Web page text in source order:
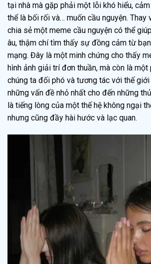
tại nhà mà gặp phải một lỗi khó hiểu,
thể là bối rối và… muốn cầu nguyện. Thay
chia sẻ một meme cầu nguyện có thể
âu, thậm chí tìm thấy sự đồng cảm từ
mạng. Đây là một minh chứng cho thấy
hình ảnh giải trí đơn thuần, mà còn là một
chúng ta đối phó và tương tác với thế
những vấn đề nhỏ nhất cho đến những
là tiếng lòng của một thế hệ không ngại
nhưng cũng đầy hài hước và lạc quan.